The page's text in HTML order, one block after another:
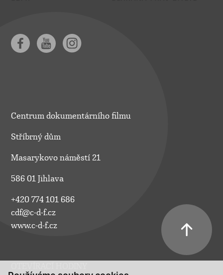
Centrum dokumentárního filmu
Stříbrný dům
Masarykovo náměstí 21
586 01 Jihlava
+420 774 101 686
cdf@c-d-f.cz
www.c-d-f.cz